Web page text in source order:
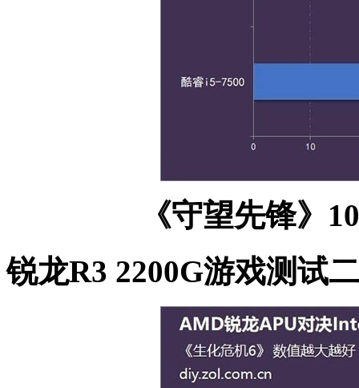
《守望先锋》
锐龙R3 2200G游戏测试